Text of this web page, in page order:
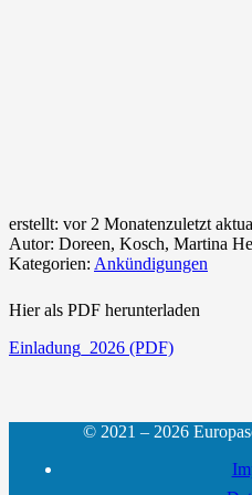
erstellt: vor 2 Monatenzuletzt
Autor: Doreen, Kosch, Martina
Kategorien: Ankündigungen
Hier als PDF herunterladen
Einladung_2026 (PDF)
© 2021 – 2026